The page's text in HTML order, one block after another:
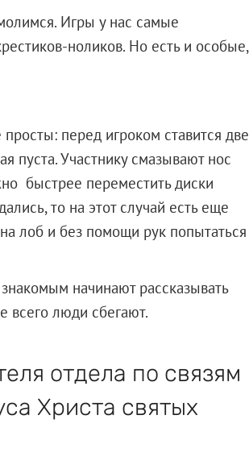
Игры у нас самые
ноликов. Но есть и особые,
перед игроком ставится две
пуста. Участнику смазывают нос
быстрее переместить диски
то на этот случай есть еще
лоб и без помощи рук попытаться
начинают рассказывать
всего люди сбегают.
отдела по связям
Христа святых